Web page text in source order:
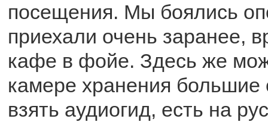
посещения. Мы боялись
приехали очень заранее,
кафе в фойе. Здесь же
камере хранения большие
взять аудиогид, есть на